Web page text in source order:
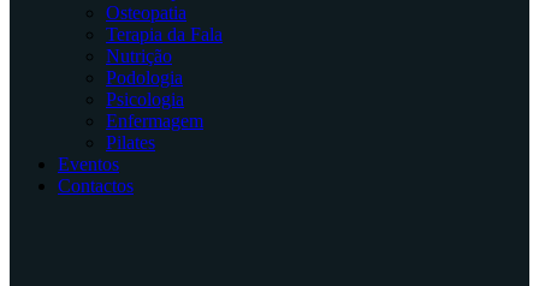
Osteopatia
Terapia da Fala
Nutrição
Podologia
Psicologia
Enfermagem
Pilates
Eventos
Contactos